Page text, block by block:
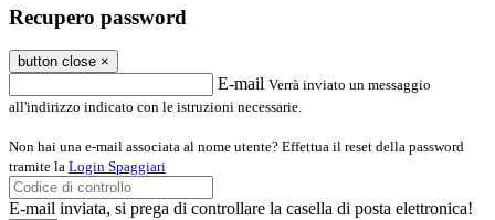
Recupero password
button close ×
E-mail Verrà inviato un messaggio
all'indirizzo indicato con le istruzioni necessarie.
Non hai una e-mail associata al nome utente? Effettua il reset della password
tramite la Login Spaggiari
E-mail inviata, si prega di controllare la casella di posta elettronica!